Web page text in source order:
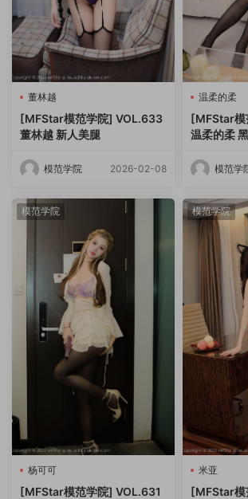
董林越
[MFStar模范学院] VOL.633
董林越 新人美腿
模范学院 2026-02-08
温柔的柔
[MFStar
温柔的柔
模范学
模范学院
杨可可
[MFStar模范学院] VOL.631
模范学院
米亚
[MFStar模